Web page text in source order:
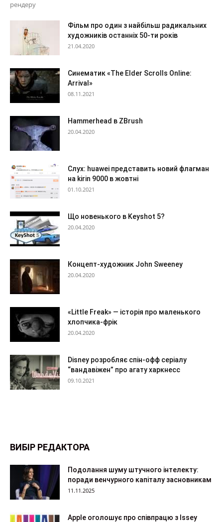
рендеру
Фільм про один з найбільш радикальних
художників останніх 50-ти років
21.04.2020
Синематик «The Elder Scrolls Online:
Arrival»
08.11.2021
Hammerhead в ZBrush
20.04.2020
Слух: huawei представить новий флагман
на kirin 9000 в жовтні
01.10.2021
Що новенького в Keyshot 5?
20.04.2020
Концепт-художник John Sweeney
20.04.2020
«Little Freak» — історія про маленького
хлопчика-фрік
20.04.2020
Disney розробляє спін-офф серіалу
“вандавіжен” про агату харкнесс
09.10.2021
ВИБІР РЕДАКТОРА
Подолання шуму штучного інтелекту:
поради венчурного капіталу засновникам
11.11.2025
Apple оголошує про співпрацю з Issey